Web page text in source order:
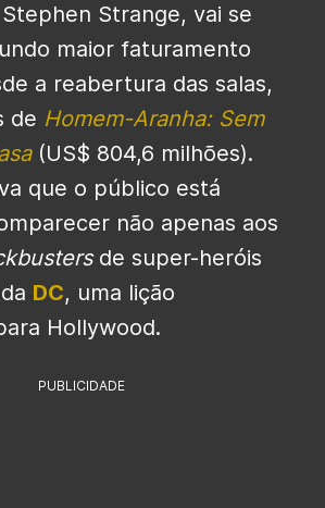
Strange, vai se
maior faturamento
a reabertura das salas,
de Homem-Aranha: Sem
(US$ 804,6 milhões).
que o público está
não apenas aos
de super-heróis
DC, uma lição
Hollywood.
PUBLICIDADE